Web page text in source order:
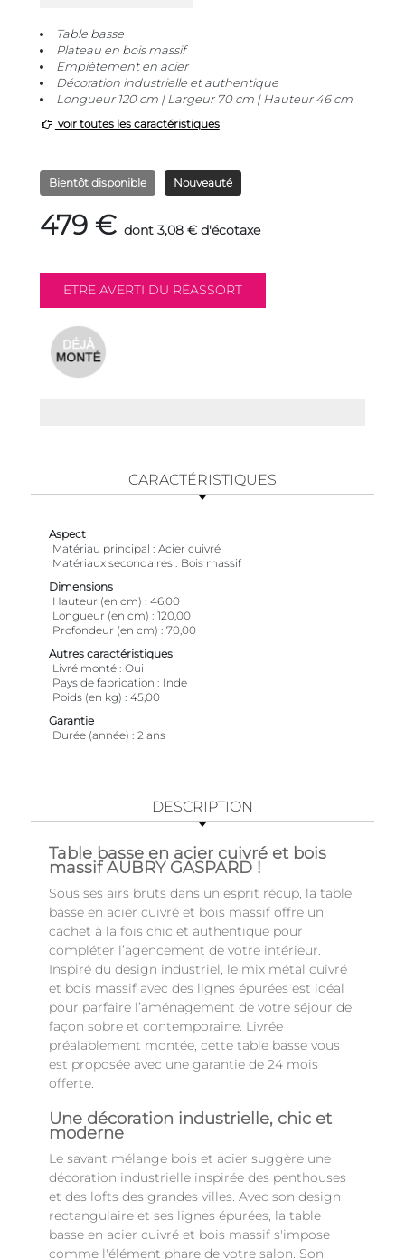
Table basse
Plateau en bois massif
Empiètement en acier
Décoration industrielle et authentique
Longueur 120 cm | Largeur 70 cm | Hauteur 46 cm
voir toutes les caractéristiques
Bientôt disponible Nouveauté
479 € dont 3,08 € d'écotaxe
CARACTÉRISTIQUES
Aspect
Matériau principal
Acier cuivré
Matériaux secondaires
Bois massif
Dimensions
Hauteur (en cm)
46,00
Longueur (en cm)
120,00
Profondeur (en cm)
70,00
Autres caractéristiques
Livré monté Oui
Pays de fabrication
Inde
Poids (en kg)
45,00
Garantie
Durée (année)
2 ans
DESCRIPTION
Table basse en acier cuivré et bois
massif AUBRY GASPARD !
Sous ses airs bruts dans un esprit récup, la table
basse en acier cuivré et bois massif offre un
cachet à la fois chic et authentique pour
compléter l’agencement de votre intérieur.
Inspiré du design industriel, le mix métal cuivré
et bois massif avec des lignes épurées est idéal
pour parfaire l’aménagement de votre séjour de
façon sobre et contemporaine. Livrée
préalablement montée, cette table basse vous
est proposée avec une garantie de 24 mois
offerte.
Une décoration industrielle, chic et
moderne
Le savant mélange bois et acier suggère une
décoration industrielle inspirée des penthouses
et des lofts des grandes villes. Avec son design
rectangulaire et ses lignes épurées, la table
basse en acier cuivré et bois massif s'impose
comme l'élément phare de votre salon. Son